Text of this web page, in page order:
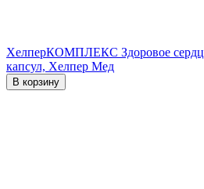
ХелперКОМПЛЕКС Здоровое
капсул, Хелпер Мед
В корзину